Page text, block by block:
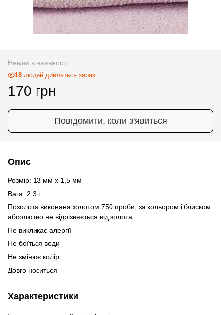
Немає в наявності
18 людей дивляться зараз
170 грн
Повідомити, коли з'явиться
Опис
Розмір: 13 мм х 1,5 мм
Вага: 2,3 г
Позолота виконана золотом 750 проби, за кольором і блиском
абсолютно не відрізняється від золота
Не викликає алергії
Не боїться води
Не змінює колір
Довго носиться
Характеристики